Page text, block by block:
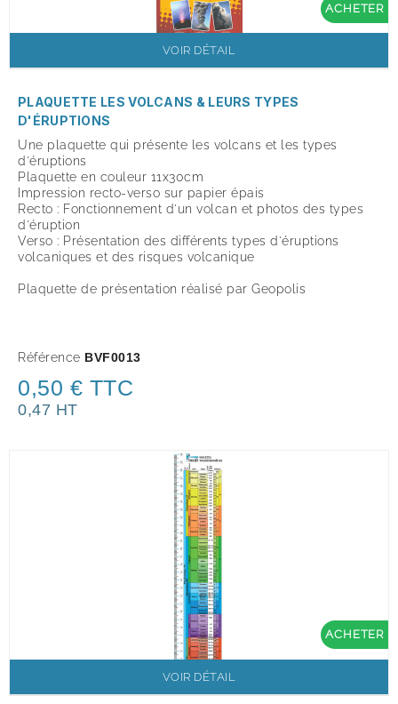
ACHETER
VOIR DÉTAIL
PLAQUETTE LES VOLCANS & LEURS TYPES
D'ÉRUPTIONS
Une plaquette qui présente les volcans et les types
d'éruptions
Plaquette en couleur 11x30cm
Impression recto-verso sur papier épais
Recto : Fonctionnement d'un volcan et photos des types
d'éruption
Verso : Présentation des différents types d'éruptions
volcaniques et des risques volcanique
Plaquette de présentation réalisé par Geopolis
Référence BVF0013
0,50 € TTC
0,47 HT
ACHETER
VOIR DÉTAIL